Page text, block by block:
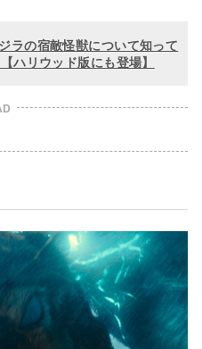
ラの宿敵怪獣について知って
ハリウッド版にも登場】